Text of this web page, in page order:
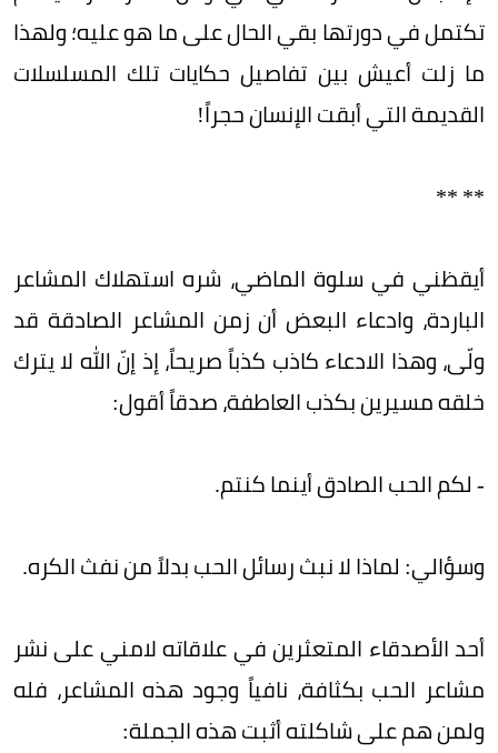
تكتمل في دورتها بقي الحال على ما هو عليه؛ ولهذا
ما زلت أعيش بين تفاصيل حكايات تلك المسلسلات
القديمة التي أبقت الإنسان حجراً!
** **
أيقظني في سلوة الماضي، شره استهلاك المشاعر
الباردة، وادعاء البعض أن زمن المشاعر الصادقة قد
ولّى، وهذا الادعاء كاذب كذباً صريحاً، إذ إنّ الله لا يترك
خلقه مسيرين بكذب العاطفة، صدقاً أقول:
- لكم الحب الصادق أينما كنتم.
وسؤالي: لماذا لا نبث رسائل الحب بدلاً من نفث الكره.
أحد الأصدقاء المتعثرين في علاقاته لامني على نشر
مشاعر الحب بكثافة، نافياً وجود هذه المشاعر، فله
ولمن هم على شاكلته أثبت هذه الجملة: